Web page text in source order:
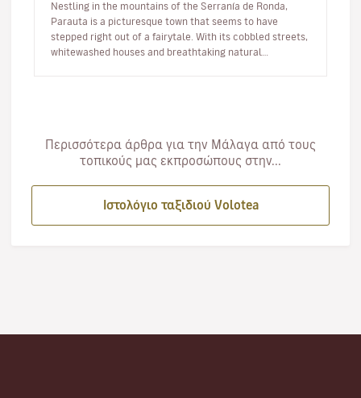
Nestling in the mountains of the Serranía de Ronda,
Parauta is a picturesque town that seems to have
stepped right out of a fairytale. With its cobbled streets,
whitewashed houses and breathtaking natural
Περισσότερα άρθρα για την Μάλαγα από τους
τοπικούς μας εκπροσώπους στην...
Ιστολόγιο ταξιδιού Volotea